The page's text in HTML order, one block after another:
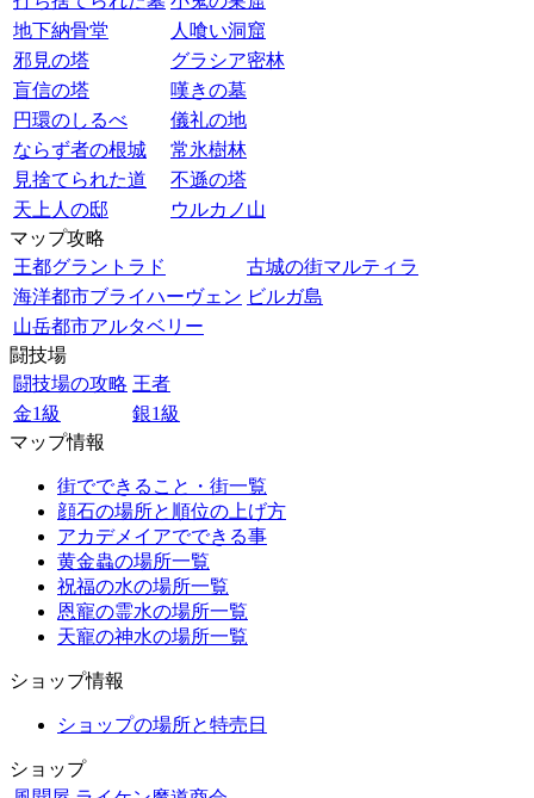
地下納骨堂
人喰い洞窟
邪見の塔
グラシア密林
盲信の塔
嘆きの墓
円環のしるべ
儀礼の地
ならず者の根城
常氷樹林
見捨てられた道
不遜の塔
天上人の邸
ウルカノ山
マップ攻略
王都グラントラド
古城の街マルティラ
海洋都市ブライハーヴェン ビルガ島
山岳都市アルタベリー
闘技場
闘技場の攻略 王者
金1級
銀1級
マップ情報
街でできること・街一覧
顔石の場所と順位の上げ方
アカデメイアでできる事
黄金蟲の場所一覧
祝福の水の場所一覧
恩寵の霊水の場所一覧
天寵の神水の場所一覧
ショップ情報
ショップの場所と特売日
ショップ